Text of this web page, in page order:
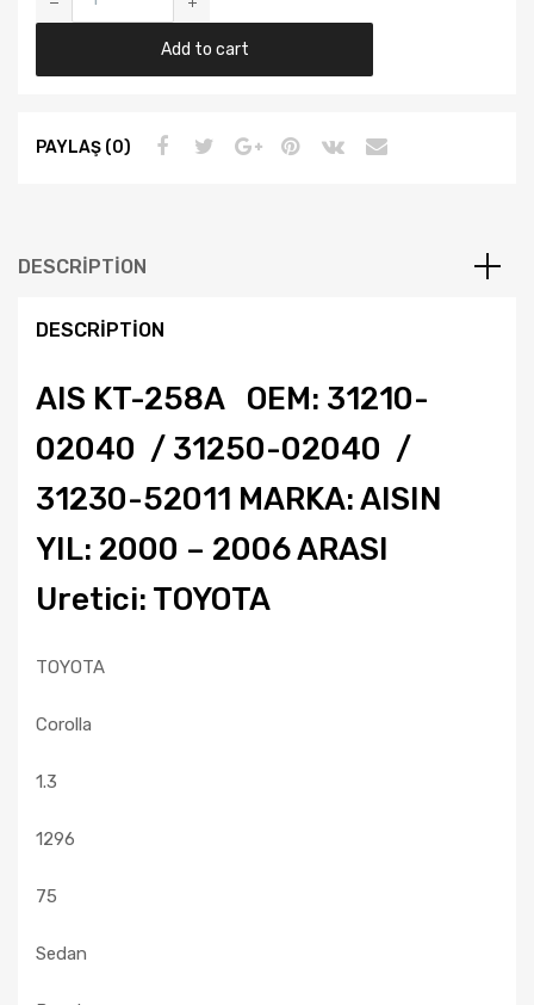
Corolla
/E12
00-
Seti
258A
Add to cart
PAYLAŞ (0)
DESCRIPTION
DESCRIPTION
AIS KT-258A OEM: 31210-
02040 / 31250-02040 /
31230-52011 MARKA: AISIN
YIL: 2000 – 2006 ARASI
Uretici: TOYOTA
TOYOTA
Corolla
1.3
1296
75
Sedan